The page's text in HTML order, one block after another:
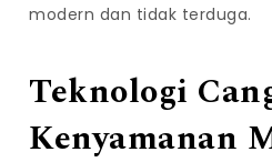
modern dan tidak terduga.
Teknologi
Kenyamanan